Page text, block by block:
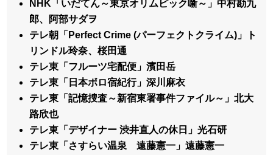
NHK「いだてん～東京オリムピック噺～」中村勘九
郎、阿部サダヲ
テレ朝「Perfect Crime (パーフェクトクライム)」ト
リンドル玲奈、桜田通
テレ東「フルーツ宅配便」濱田岳
テレ東「日本ボロ宿紀行」深川麻衣
テレ東「記憶捜査～新宿東署事件ファイル～」北大
路欣也
テレ東「デザイナー 渋井直人の休日」光石研
テレ東「さすらい温泉 遠藤憲一」遠藤憲一